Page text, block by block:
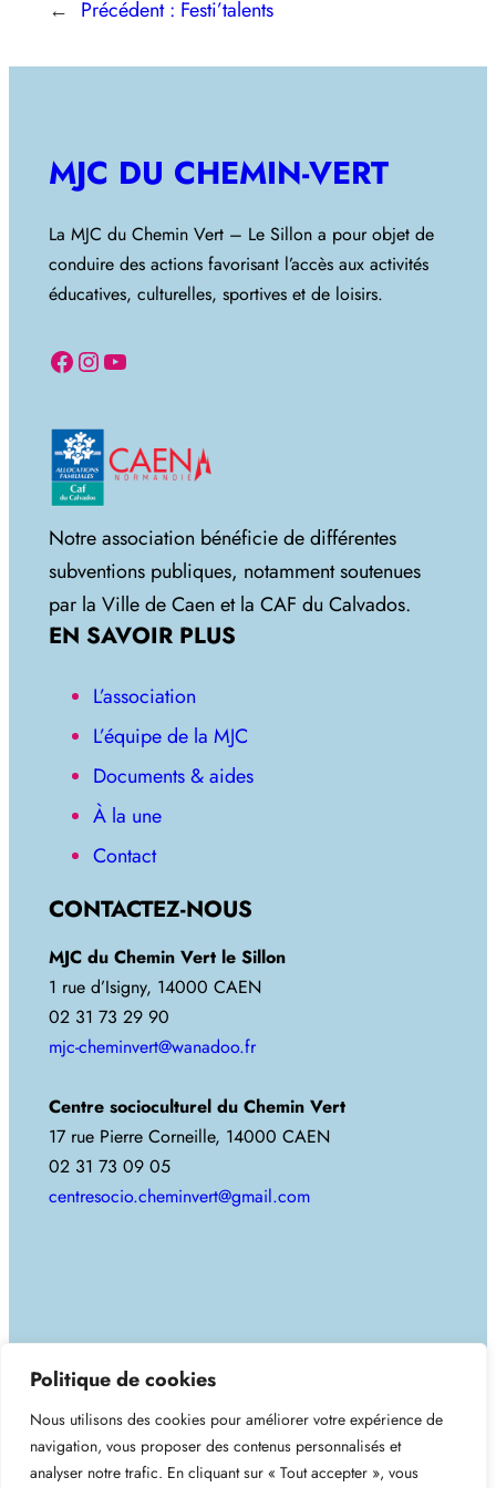
Politique de cookies
Nous utilisons des cookies pour améliorer votre expérience de
navigation, vous proposer des contenus personnalisés et
analyser notre trafic. En cliquant sur « Tout accepter », vous
← Précédent : Festi’talents
MJC DU CHEMIN-VERT
La MJC du Chemin Vert – Le Sillon a pour objet de
conduire des actions favorisant l’accès aux activités
éducatives, culturelles, sportives et de loisirs.
Facebook Instagram YouTube
Notre association bénéficie de différentes
subventions publiques, notamment soutenues
par la Ville de Caen et la CAF du Calvados.
EN SAVOIR PLUS
L’association
L’équipe de la MJC
Documents & aides
À la une
Contact
CONTACTEZ-NOUS
MJC du Chemin Vert le Sillon
1 rue d’Isigny, 14000 CAEN
02 31 73 29 90
mjc-cheminvert@wanadoo.fr
Centre socioculturel du Chemin Vert
17 rue Pierre Corneille, 14000 CAEN
02 31 73 09 05
centresocio.cheminvert@gmail.com
MJC du Chemin-Vert